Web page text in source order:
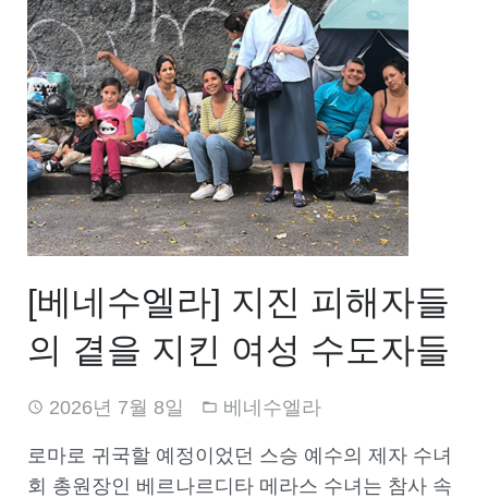
[베네수엘라] 지진 피해자들
의 곁을 지킨 여성 수도자들
2026년 7월 8일 베네수엘라
로마로 귀국할 예정이었던 스승 예수의 제자 수녀
회 총원장인 베르나르디타 메라스 수녀는 참사 속